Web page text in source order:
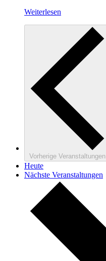
Weiterlesen
Vorherige Veranstaltungen
Heute
Nächste Veranstaltungen